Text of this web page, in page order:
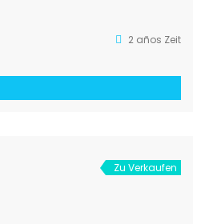
2 años Zeit
Zu Verkaufen